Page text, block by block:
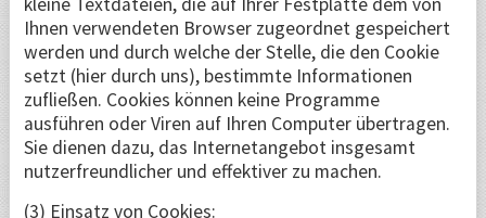
Ihnen verwendeten Browser zugeordnet gespeichert
werden und durch welche der Stelle, die den Cookie
setzt (hier durch uns), bestimmte Informationen
zufließen. Cookies können keine Programme
ausführen oder Viren auf Ihren Computer übertragen.
Sie dienen dazu, das Internetangebot insgesamt
nutzerfreundlicher und effektiver zu machen.
(3) Einsatz von Cookies: